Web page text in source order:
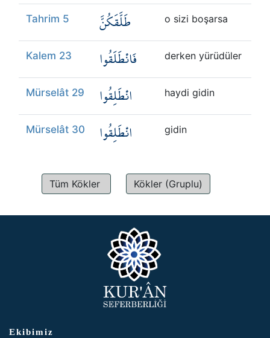
Tahrim 5 طَلَّقَكُنَّ o sizi boşarsa
Kalem 23 فَانْطَلَقُوا derken yürüdüler
Mürselât 29 انْطَلِقُوا haydi gidin
Mürselât 30 انْطَلِقُوا gidin
Tüm Kökler Kökler (Gruplu)
Ekibimiz